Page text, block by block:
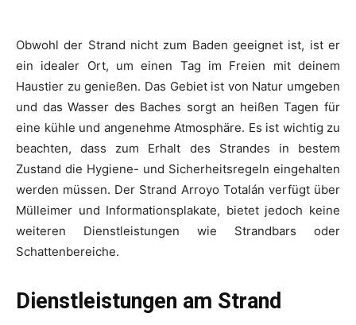
Obwohl der Strand nicht zum Baden geeignet ist, ist er
ein idealer Ort, um einen Tag im Freien mit deinem
Haustier zu genießen. Das Gebiet ist von Natur umgeben
und das Wasser des Baches sorgt an heißen Tagen für
eine kühle und angenehme Atmosphäre. Es ist wichtig zu
beachten, dass zum Erhalt des Strandes in bestem
Zustand die Hygiene- und Sicherheitsregeln eingehalten
werden müssen. Der Strand Arroyo Totalán verfügt über
Mülleimer und Informationsplakate, bietet jedoch keine
weiteren Dienstleistungen wie Strandbars oder
Schattenbereiche.
Dienstleistungen am Strand